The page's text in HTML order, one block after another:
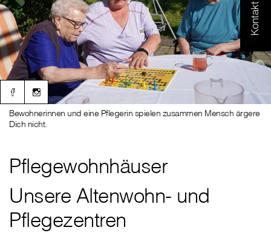
Kontakt
Pflegewohnhäuser
Bewohnerinnen und eine Pflegerin spielen zusammen Mensch ärgere
Dich nicht.
Unsere Altenwohn- und
Pflegezentren